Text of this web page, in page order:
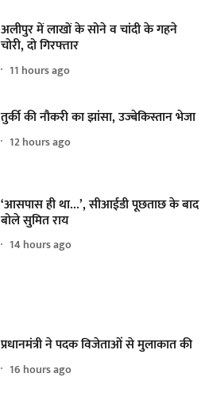
अलीपुर में लाखों के सोने व चांदी के गहने
चोरी, दो गिरफ्तार
11 hours ago
तुर्की की नौकरी का झांसा, उज्बेकिस्तान भेजा
12 hours ago
‘आसपास ही था...’, सीआईडी पूछताछ के बाद
बोले सुमित राय
14 hours ago
प्रधानमंत्री ने पदक विजेताओं से मुलाकात की
16 hours ago